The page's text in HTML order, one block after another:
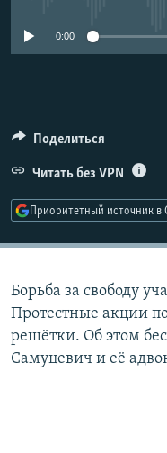
Все сайты РСЕ/РС
0:00
Поделиться
Читать без VPN
Приоритетный источник в
Борьба за свободу
Протестные акции
решётки. Об этом
Самуцевич и её